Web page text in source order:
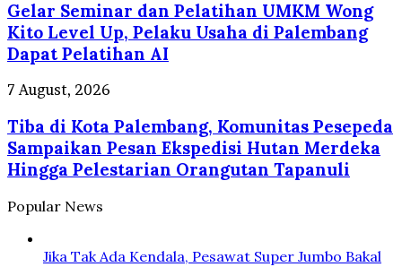
Mossad
Israel
Dipecat
dan
Pelatihan
UMKM
Wong
Kito
Level
Up,
Pelaku
Usaha
di
Dapat
Gelar Seminar dan Pelatihan UMKM Wong
Kito Level Up, Pelaku Usaha di Palembang
Dapat Pelatihan AI
Tiba
Kota
Palembang,
Komunitas
Pesepeda
Sampaikan
Pesan
Hutan
7 August, 2026
Tiba di Kota Palembang, Komunitas Pesepeda
Sampaikan Pesan Ekspedisi Hutan Merdeka
Hingga Pelestarian Orangutan Tapanuli
Popular News
Jika Tak Ada Kendala, Pesawat Super Jumbo Bakal